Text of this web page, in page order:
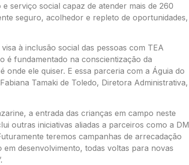
serviço social capaz de atender mais de 260
seguro, acolhedor e repleto de oportunidades,
à inclusão social das pessoas com TEA
é fundamentado na conscientização da
onde ele quiser. E essa parceria com a Águia do
Tamaki de Toledo, Diretora Administrativa,
a entrada das crianças em campo neste
outras iniciativas aliadas a parceiros como a DM
teremos campanhas de arrecadação
desenvolvimento, todas voltas para novas